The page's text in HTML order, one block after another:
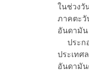
ในช่วงวั
ภาคตะวั
อันดามัน
ประกอ
ประเทศ
อันดามัน